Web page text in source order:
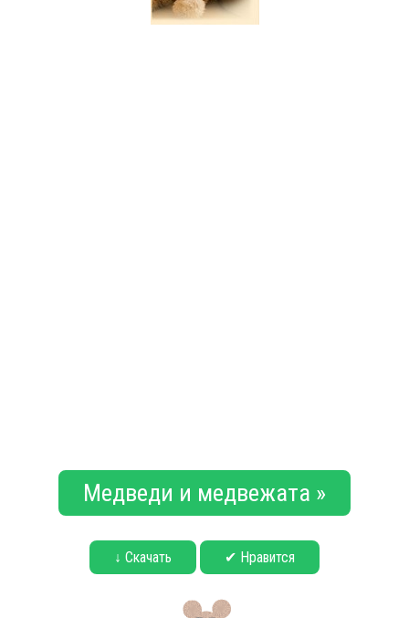
Медведи и медвежата »
↓ Скачать ✔ Нравится